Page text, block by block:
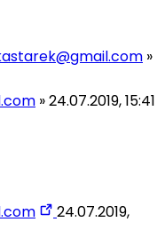
»
»24.07.2019, 15:41
24.07.2019,